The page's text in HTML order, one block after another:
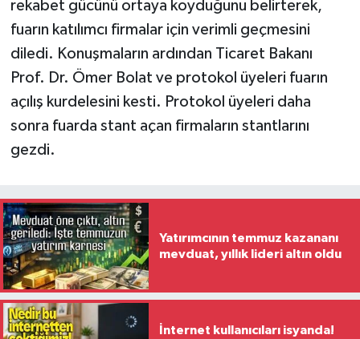
rekabet gücünü ortaya koyduğunu belirterek,
fuarın katılımcı firmalar için verimli geçmesini
diledi. Konuşmaların ardından Ticaret Bakanı
Prof. Dr. Ömer Bolat ve protokol üyeleri fuarın
açılış kurdelesini kesti. Protokol üyeleri daha
sonra fuarda stant açan firmaların stantlarını
gezdi.
Yatırımcının temmuz kazananı
mevduat, yıllık lideri altın oldu
İnternet kullanıcıları isyanda!